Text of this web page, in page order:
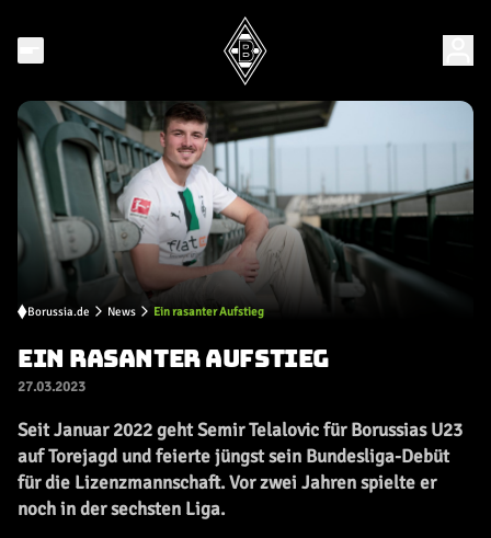
Borussia.de News Ein rasanter Aufstieg
EIN RASANTER AUFSTIEG
27.03.2023
Seit Januar 2022 geht Semir Telalovic für Borussias U23
auf Torejagd und feierte jüngst sein Bundesliga-Debüt
für die Lizenzmannschaft. Vor zwei Jahren spielte er
noch in der sechsten Liga.